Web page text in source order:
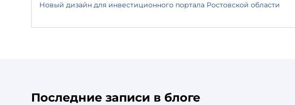
Новый дизайн для инвестиционного портала Ростовской области
Последние записи в блоге